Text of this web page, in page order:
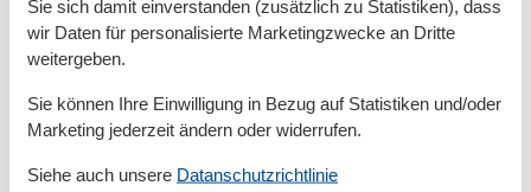
Unterkunft
Anrichte
Anzahl der Fernseher
Bettwäsche
Blick auf die Landschaft
Digitales Fernsehen
Sie sich damit einverstanden (zusätzlich zu Statistiken), dass
wir Daten für personalisierte Marketingzwecke an Dritte
weitergeben.
Sie können Ihre Einwilligung in Bezug auf Statistiken und/oder
Marketing jederzeit ändern oder widerrufen.
Siehe auch unsere Datanschutzrichtlinie